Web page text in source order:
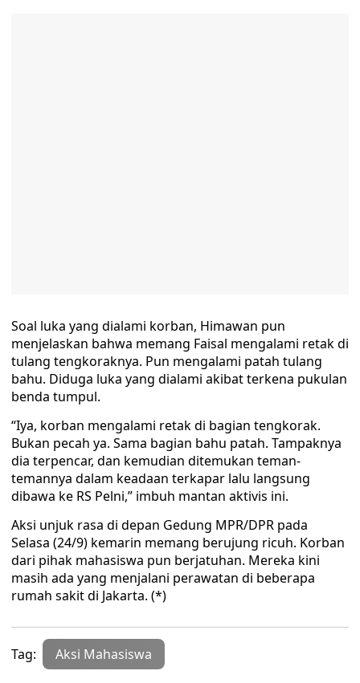
Soal luka yang dialami korban, Himawan pun
menjelaskan bahwa memang Faisal mengalami retak di
tulang tengkoraknya. Pun mengalami patah tulang
bahu. Diduga luka yang dialami akibat terkena pukulan
benda tumpul.
“Iya, korban mengalami retak di bagian tengkorak.
Bukan pecah ya. Sama bagian bahu patah. Tampaknya
dia terpencar, dan kemudian ditemukan teman-
temannya dalam keadaan terkapar lalu langsung
dibawa ke RS Pelni,” imbuh mantan aktivis ini.
Aksi unjuk rasa di depan Gedung MPR/DPR pada
Selasa (24/9) kemarin memang berujung ricuh. Korban
dari pihak mahasiswa pun berjatuhan. Mereka kini
masih ada yang menjalani perawatan di beberapa
rumah sakit di Jakarta. (*)
Tag: Aksi Mahasiswa